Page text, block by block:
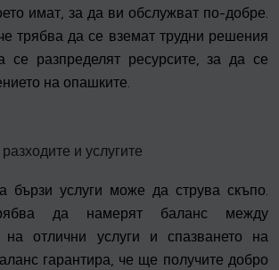
имат, за да ви обслужват по-добре.
трябва да се вземат трудни решения
се разпределят ресурсите, за да се
на опашките.
и услугите
бързи услуги може да струва скъпо.
да намерят баланс между
на отлични услуги и спазването на
гарантира, че ще получите добро